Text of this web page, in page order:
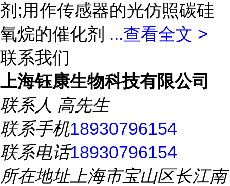
剂;用作传感器的光仿照碳硅
氧烷的催化剂 ...查看全文 >
联系我们
上海钰康生物科技有限公司
联系人 高先生
联系手机18930796154
联系电话18930796154
所在地址上海市宝山区长江南